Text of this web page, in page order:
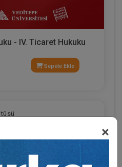
×
- IV. Ticaret Hukuku
Sepete Ekle